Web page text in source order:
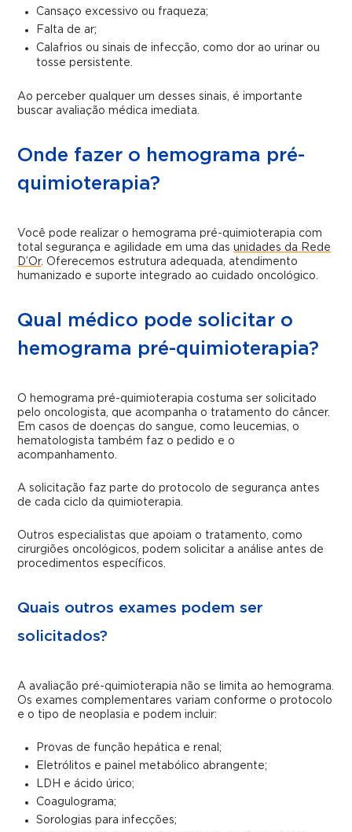
Cansaço excessivo ou fraqueza;
Falta de ar;
Calafrios ou sinais de infecção, como dor ao urinar ou
tosse persistente.
Ao perceber qualquer um desses sinais, é importante
buscar avaliação médica imediata.
Onde fazer o hemograma pré-
quimioterapia?
Você pode realizar o hemograma pré-quimioterapia com
total segurança e agilidade em uma dasunidades da Rede
D’Or. Oferecemos estrutura adequada, atendimento
humanizado e suporte integrado ao cuidado oncológico.
Qual médico pode solicitar o
hemograma pré-quimioterapia?
O hemograma pré-quimioterapia costuma ser solicitado
pelo oncologista, que acompanha o tratamento do câncer.
Em casos de doenças do sangue, como leucemias, o
hematologista também faz o pedido e o
acompanhamento.
A solicitação faz parte do protocolo de segurança antes
de cada ciclo da quimioterapia.
Outros especialistas que apoiam o tratamento, como
cirurgiões oncológicos, podem solicitar a análise antes de
procedimentos específicos.
Quais outros exames podem ser
solicitados?
A avaliação pré-quimioterapia não se limita ao hemograma.
Os exames complementares variam conforme o protocolo
e o tipo de neoplasia e podem incluir:
Provas de função hepática e renal;
Eletrólitos e painel metabólico abrangente;
LDH e ácido úrico;
Coagulograma;
Sorologias para infecções;